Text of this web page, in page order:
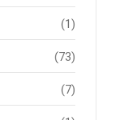
(1)
(73)
(7)